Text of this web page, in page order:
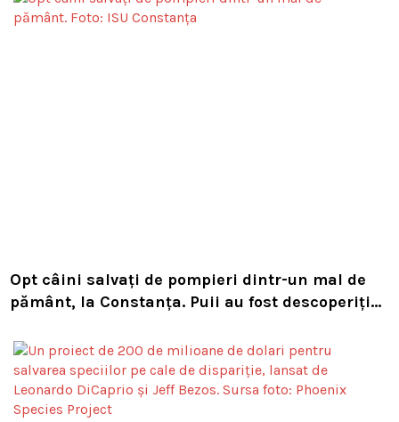
Opt câini salvați de pompieri dintr-un mal de
pământ, la Constanța. Puii au fost descoperiți